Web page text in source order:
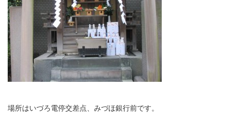
場所はいづろ電停交差点、みづほ銀行前です。